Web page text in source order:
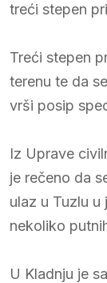
treći stepen
Treći stepen
terenu te da
vrši posip
Iz Uprave
je rečeno da
ulaz u Tuzlu
nekoliko
U Kladnju je